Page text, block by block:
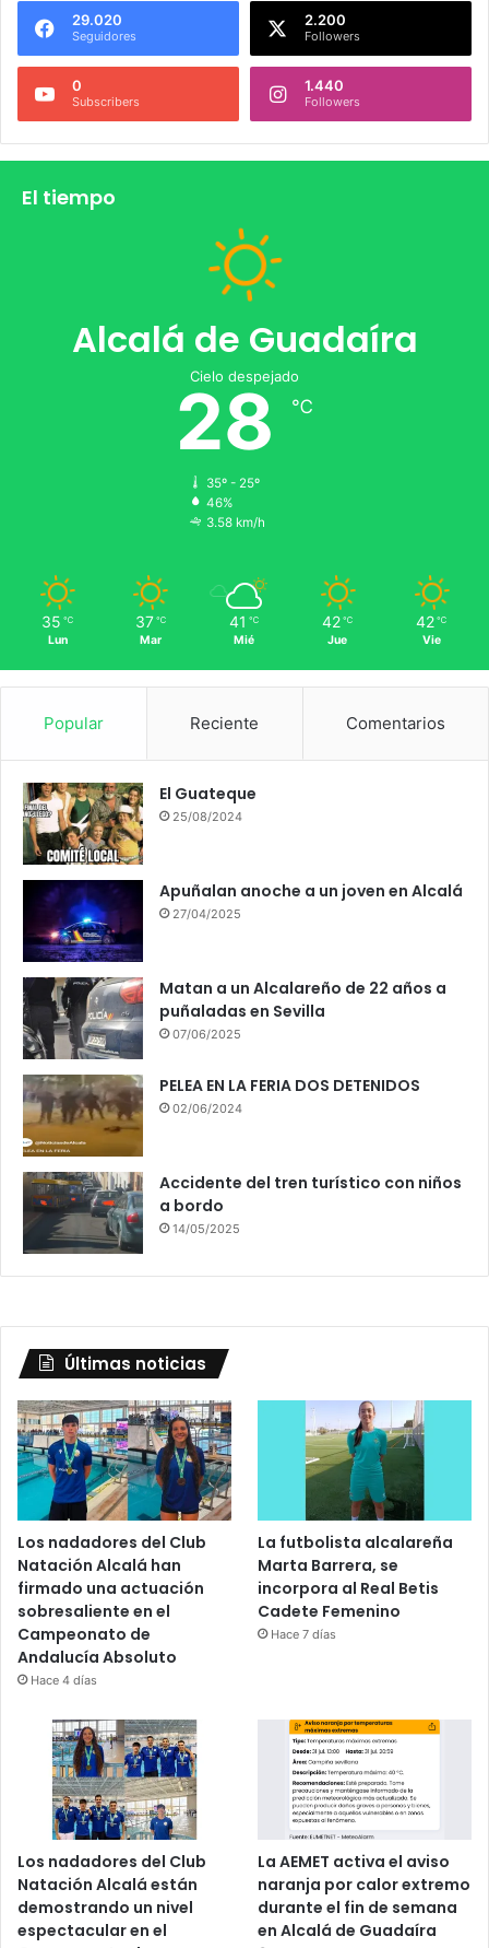
29.020
Seguidores
2.200
Followers
0
Subscribers
1.440
Followers
El tiempo
Alcalá de Guadaíra
Cielo despejado
28 ℃
35º - 25º
46%
3.58 km/h
35 ℃
Lun
37 ℃
Mar
41 ℃
Mié
42 ℃
Jue
42 ℃
Vie
Popular Reciente Comentarios
El Guateque
25/08/2024
Apuñalan anoche a un joven en Alcalá
27/04/2025
Matan a un Alcalareño de 22 años a
puñaladas en Sevilla
07/06/2025
PELEA EN LA FERIA DOS DETENIDOS
02/06/2024
Accidente del tren turístico con niños
a bordo
14/05/2025
Últimas noticias
Los nadadores del Club
Natación Alcalá han
firmado una actuación
sobresaliente en el
Campeonato de
Andalucía Absoluto
Hace 4 días
La futbolista alcalareña
Marta Barrera, se
incorpora al Real Betis
Cadete Femenino
Hace 7 días
Los nadadores del Club
Natación Alcalá están
demostrando un nivel
espectacular en el
La AEMET activa el aviso
naranja por calor extremo
durante el fin de semana
en Alcalá de Guadaíra